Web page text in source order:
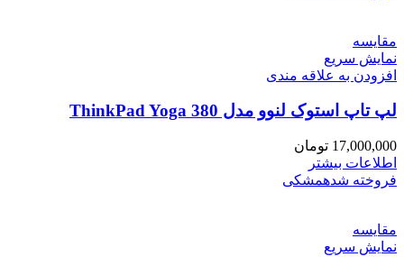
مقايسه
نمایش سریع
افزودن به علاقه مندی
لپ تاپ استوک لنوو مدل ThinkPad Yoga 380
17,000,000 تومان
اطلاعات بیشتر
فروخته شدهمشکی
مقايسه
نمایش سریع